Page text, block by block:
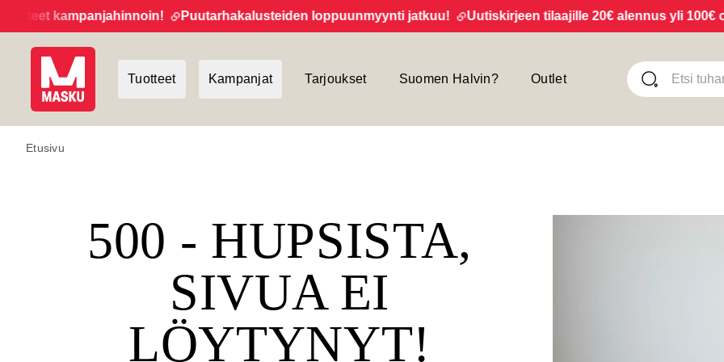
kampanjahinnoin! Puutarhakalusteiden loppuunmyynti jatkuu! Uutiskirjeen tilaajille 20€ alennus yli 100€
Tuotteet Kampanjat Tarjoukset Suomen Halvin? Outlet
Etusivu
500 - HUPSISTA,
SIVUA EI
LÖYTYNYT!